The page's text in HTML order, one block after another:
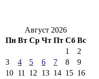
Август 2026
Пн Вт Ср Чт Пт Сб Вс
1
2
3
4 5 6 7 8
9
10 11 12 13 14 15 16